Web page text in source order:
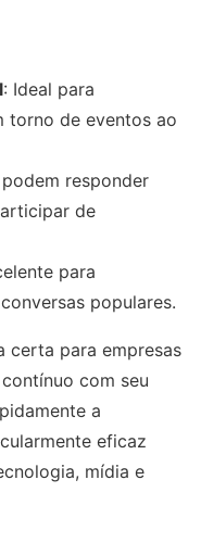
: Ideal para
torno de eventos ao
responder
de
para
populares.
certa para empresas
com seu
a
eficaz
mídia e